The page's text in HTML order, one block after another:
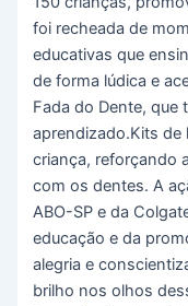
foi recheada de
educativas que
de forma lúdica e
Fada do Dente, que
aprendizado.Kits de
criança, reforçando
com os dentes. A
ABO-SP e da
educação e da
alegria e
brilho nos olhos